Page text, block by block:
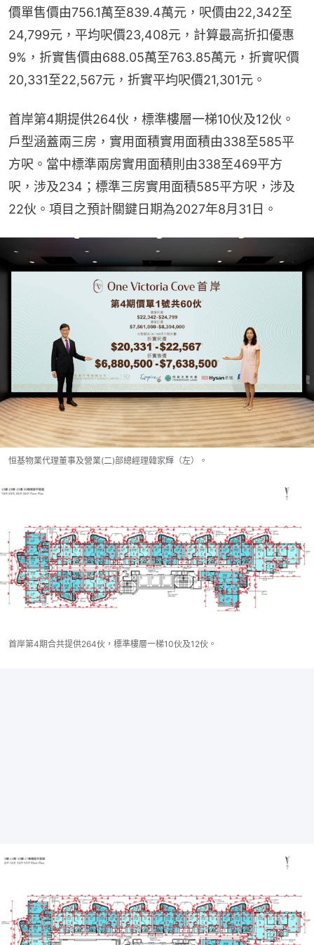
價單售價由756.1萬至839.4萬元，呎價由22,342至
24,799元，平均呎價23,408元，計算最高折扣優惠
9%，折實售價由688.05萬至763.85萬元，折實呎價
20,331至22,567元，折實平均呎價21,301元。
首岸第4期提供264伙，標準樓層一梯10伙及12伙。
戶型涵蓋兩三房，實用面積實用面積由338至585平
方呎。當中標準兩房實用面積則由338至469平方
呎，涉及234；標準三房實用面積585平方呎，涉及
22伙。項目之預計關鍵日期為2027年8月31日。
恒基物業代理董事及營業(二)部總經理韓家輝（左）。
首岸第4期合共提供264伙，標準樓層一梯10伙及12伙。